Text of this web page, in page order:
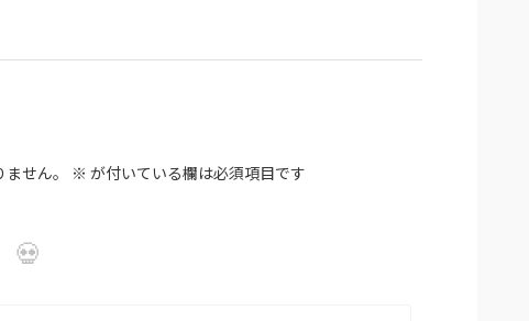
せん。 ※ が付いている欄は必須項目です